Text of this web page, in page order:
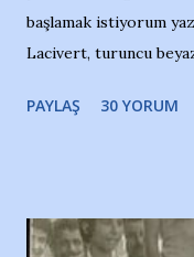
başlamak istiyorum
Lacivert, turuncu beyaz
irkildim.. "Bursasporlu
ve ürünlerini Bursa
PAYLAŞ 30 YORUM